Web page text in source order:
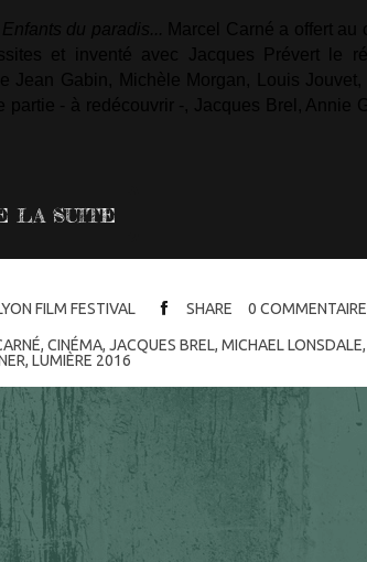
LA SUITE
FILM FESTIVAL SHARE 0 COMMENTAIRE
, CINÉMA, JACQUES BREL, MICHAEL LONSDALE,
,LUMIÈRE 2016